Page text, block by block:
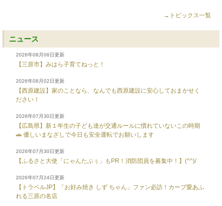
→トピックス一覧
ニュース
2026年08月06日更新
【三原市】みはら子育てねっと！
2026年08月02日更新
【西原建設】家のことなら、なんでも西原建設に安心しておまかせく
ださい！
2026年07月30日更新
【広島県】新１年生の子ども達が交通ルールに慣れていないこの時期
🚗 優しいまなざしで今日も安全運転でお願いします
2026年07月30日更新
【ふるさと大使「にゃんたぶぅ」もPR！消防団員を募集中！】(^^)/
2026年07月24日更新
【トラベルJP】「お好み焼き しず ちゃん」ファン必訪！カープ愛あふ
れる三原の名店